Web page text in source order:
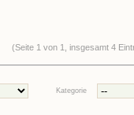
(Seite 1 von 1, insgesamt 4
Kategorie